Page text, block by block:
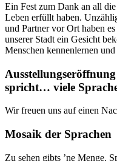
Ein Fest zum Dank an all
Leben erfüllt haben.
und Partner vor Ort haben
unserer Stadt ein Gesicht
Menschen kennenlernen
spricht… viele
Wir freuen uns auf einen
Mosaik der Sprachen
Zu sehen gibts ’ne Menge.